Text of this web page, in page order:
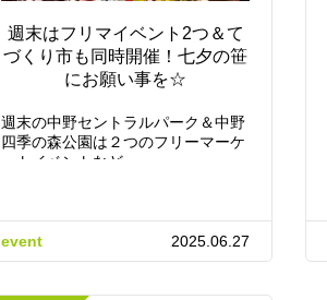
週末はフリマイベント2つ＆て
づくり市も同時開催！七夕の笹
にお願い事を☆
週末の中野セントラルパーク＆中野
四季の森公園は２つのフリーマーケ
ットイベントなど…
event 2025.06.27